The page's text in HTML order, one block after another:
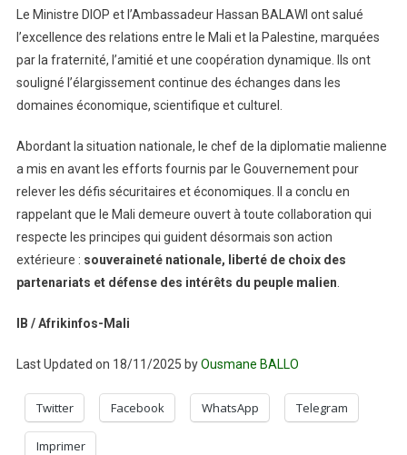
Le Ministre DIOP et l’Ambassadeur Hassan BALAWI ont salué
l’excellence des relations entre le Mali et la Palestine, marquées
par la fraternité, l’amitié et une coopération dynamique. Ils ont
souligné l’élargissement continue des échanges dans les
domaines économique, scientifique et culturel.
Abordant la situation nationale, le chef de la diplomatie malienne
a mis en avant les efforts fournis par le Gouvernement pour
relever les défis sécuritaires et économiques. Il a conclu en
rappelant que le Mali demeure ouvert à toute collaboration qui
respecte les principes qui guident désormais son action
extérieure : souveraineté nationale, liberté de choix des
partenariats et défense des intérêts du peuple malien
IB / Afrikinfos-Mali
Last Updated on 18/11/2025 byOusmane BALLO
Twitter Facebook WhatsApp Telegram
Imprimer